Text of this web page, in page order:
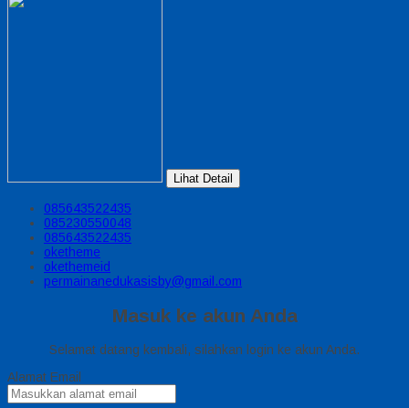
Lihat Detail
085643522435
085230550048
085643522435
oketheme
okethemeid
permainanedukasisby@gmail.com
Masuk ke akun Anda
Selamat datang kembali, silahkan login ke akun Anda.
Alamat Email